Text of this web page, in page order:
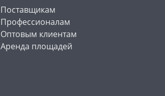
Поставщикам
Профессионалам
Оптовым клиентам
Аренда площадей